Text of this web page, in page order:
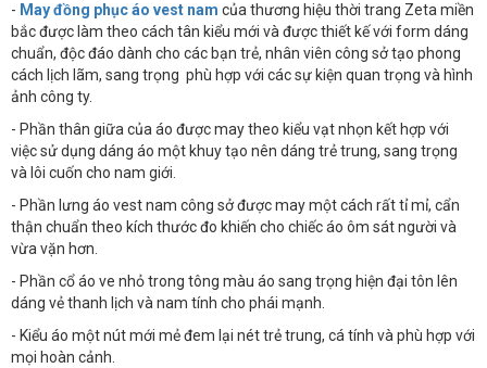
- May đồng phục áo vest nam của thương hiệu thời trang Zeta miền
bắc được làm theo cách tân kiểu mới và được thiết kế với form dáng
chuẩn, độc đáo dành cho các bạn trẻ, nhân viên công sở tạo phong
cách lịch lãm, sang trọng phù hợp với các sự kiện quan trọng và hình
ảnh công ty.
- Phần thân giữa của áo được may theo kiểu vạt nhọn kết hợp với
việc sử dụng dáng áo một khuy tạo nên dáng trẻ trung, sang trọng
và lôi cuốn cho nam giới.
- Phần lưng áo vest nam công sở được may một cách rất tỉ mỉ, cẩn
thận chuẩn theo kích thước đo khiến cho chiếc áo ôm sát người và
vừa vặn hơn.
- Phần cổ áo ve nhỏ trong tông màu áo sang trọng hiện đại tôn lên
dáng vẻ thanh lịch và nam tính cho phái mạnh.
- Kiểu áo một nút mới mẻ đem lại nét trẻ trung, cá tính và phù hợp với
mọi hoàn cảnh.